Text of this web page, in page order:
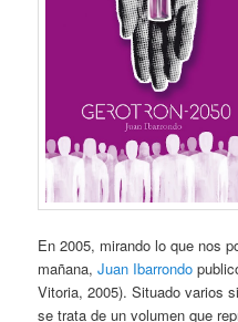
En 2005, mirando lo que nos
mañana,Juan Ibarrondo
Vitoria, 2005). Situado varios
se trata de un volumen que